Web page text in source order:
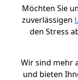
Möchten Sie
zuverlässigen
den Stress
Wir sind mehr
und bieten